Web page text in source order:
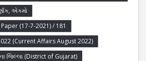
એકમો
Paper (17-7-2021) / 181
(Current Affairs August 2022)
જિલ્લા (District of Gujarat)